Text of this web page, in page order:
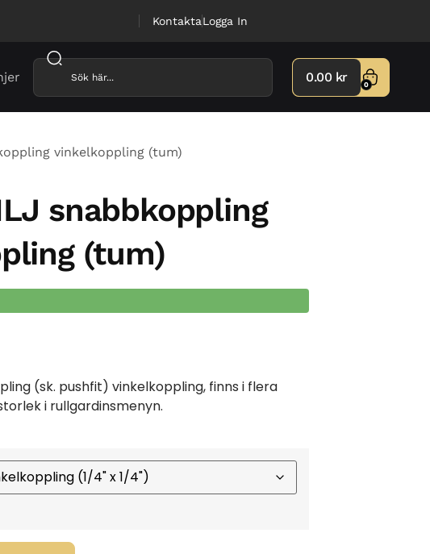
KontaktaLogga In
0.00 kr 0
vinkelkoppling (tum)
snabbkoppling
(tum)
(sk. pushfit) vinkelkoppling, finns i flera
i rullgardinsmenyn.